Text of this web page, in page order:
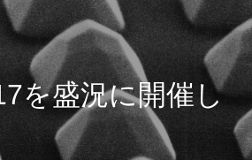
を盛況に開催し